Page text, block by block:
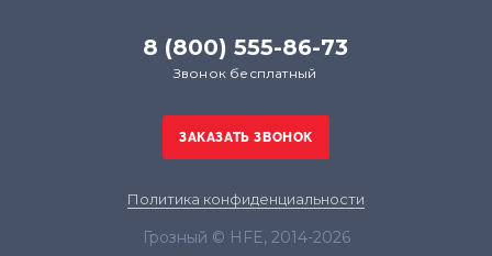
8 (800) 555-86-73
Звонок бесплатный
Политика конфиденциальности
Грозный © HFE, 2014-2026